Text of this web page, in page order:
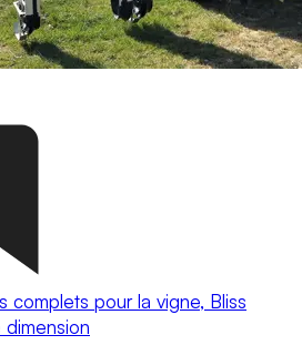
complets pour la vigne, Bliss